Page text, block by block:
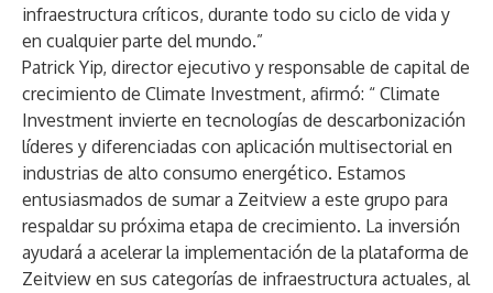
infraestructura críticos, durante todo su ciclo de vida y
en cualquier parte del mundo.”
Patrick Yip, director ejecutivo y responsable de capital de
crecimiento de Climate Investment, afirmó: “ Climate
Investment invierte en tecnologías de descarbonización
líderes y diferenciadas con aplicación multisectorial en
industrias de alto consumo energético. Estamos
entusiasmados de sumar a Zeitview a este grupo para
respaldar su próxima etapa de crecimiento. La inversión
ayudará a acelerar la implementación de la plataforma de
Zeitview en sus categorías de infraestructura actuales, al